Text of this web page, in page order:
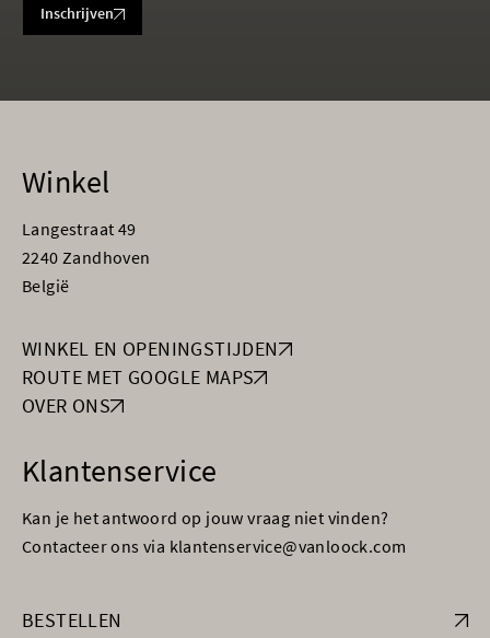
Inschrijven
Winkel
Langestraat 49
2240 Zandhoven
België
WINKEL EN OPENINGSTIJDEN
ROUTE MET GOOGLE MAPS
OVER ONS
Klantenservice
Kan je het antwoord op jouw vraag niet vinden?
Contacteer ons via klantenservice@vanloock.com
BESTELLEN